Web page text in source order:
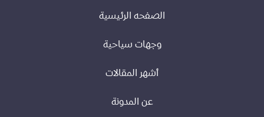
الصفحه الرئيسية
وجهات سياحية
أشهر المقالات
عن المدونة